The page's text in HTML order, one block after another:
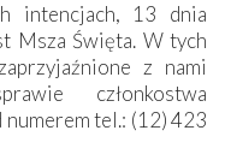
intencjach, 13 dnia
Msza Święta. W tych
z nami
członkostwa
tel.: (12) 423